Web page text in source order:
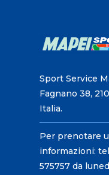
Sport Service
Fagnano 38,
Italia.
Per prenotare
informazioni:
575757 da